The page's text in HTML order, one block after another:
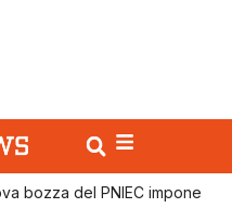
bozza del PNIEC impone